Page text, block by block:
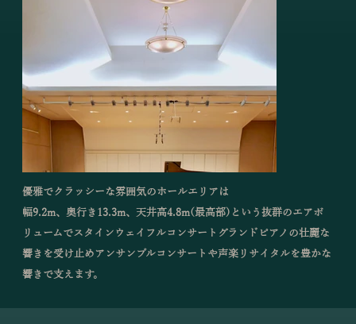
優雅でクラッシーな雰囲気のホールエリアは
幅9.2m、奥行き13.3m、天井高4.8m(最高部)という抜群のエアボ
リュームでスタインウェイフルコンサートグランドピアノの壮麗な
響きを受け止めアンサンブルコンサートや声楽リサイタルを豊かな
響きで支えます。